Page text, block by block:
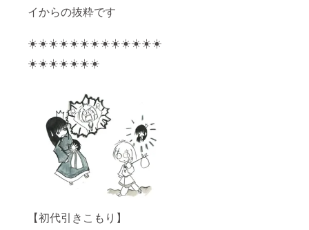
イからの抜粋です
☀️☀️☀️☀️☀️☀️☀️☀️☀️☀️☀️☀️☀️
☀️☀️☀️☀️☀️☀️☀️
【初代引きこもり】